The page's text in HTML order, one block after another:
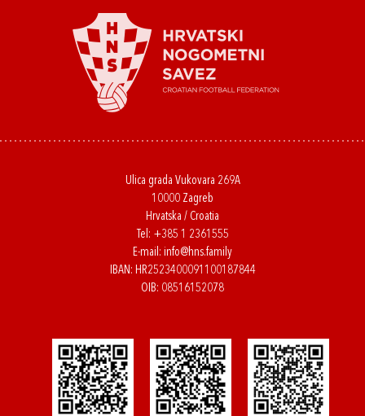
Ulica grada Vukovara 269A
10000 Zagreb
Hrvatska / Croatia
Tel: +385 1 2361555
E-mail: info@hns.family
IBAN: HR2523400091100187844
OIB: 08516152078